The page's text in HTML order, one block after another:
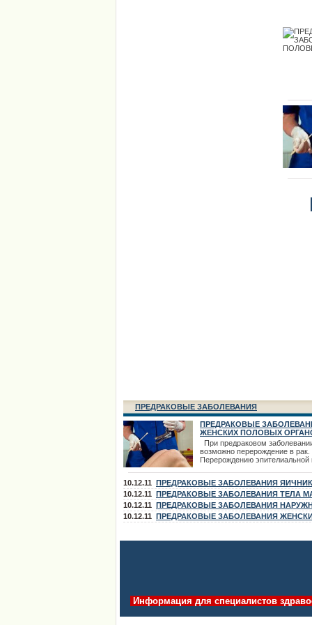
ПРЕДРАКОВЫЕ ЗАБОЛЕВАНИЯ
ПРЕДРАКОВЫЕ
ЖЕНСКИХ ПОЛОВЫХ
При предраковом
возможно перерождение в рак.
Перерождению эпителиальной
изменений клеточных
предраковым состояниям
гиперплазия и гипертрофия
увеличение количества
появление клеточной атипии и
10.12.11 ПРЕДРАКОВЫЕ ЗАБОЛЕВАНИЯ
10.12.11 ПРЕДРАКОВЫЕ ЗАБОЛЕВАНИЯ ТЕЛА
10.12.11 ПРЕДРАКОВЫЕ ЗАБОЛЕВАНИЯ
ПОЛОВЫХ ОРГАНОВ
10.12.11 ПРЕДРАКОВЫЕ ЗАБОЛЕВАНИЯ
Информация для специалистов